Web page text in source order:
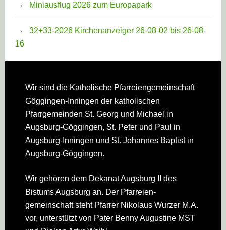
Miniausflug 2026 zum Europapark
32+33-2026 Kirchenanzeiger 26-08-02 bis 26-08-
16
Footer
Wir sind die Katholische Pfarreien­gemeinschaft
Göggingen-Inningen der katholischen
Pfarrgemeinden St. Georg und Michael in
Augsburg-Göggingen, St. Peter und Paul in
Augsburg-Inningen und St. Johannes Baptist in
Augsburg-Göggingen.
Wir gehören dem Dekanat Augsburg II des
Bistums Augsburg an. Der Pfarreien­
gemeinschaft steht Pfarrer Nikolaus Wurzer M.A.
vor, unterstützt von Pater Benny Augustine MST